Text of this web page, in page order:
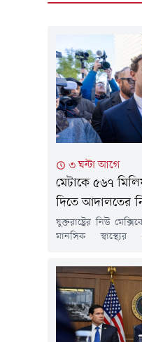
৩ ঘন্টা আগে
মেটাকে ৫৬৭
দিতে আদালতের
যুক্তরাষ্ট্রের নিউ
মানসিক
মেটাকে ৫৬৭
নির্দেশ
বিডশেইড জানান,
ডলার শিশু-
করা হবে।বাকি অর্থ
বৃদ্ধি, প্রতিরোধমূলক